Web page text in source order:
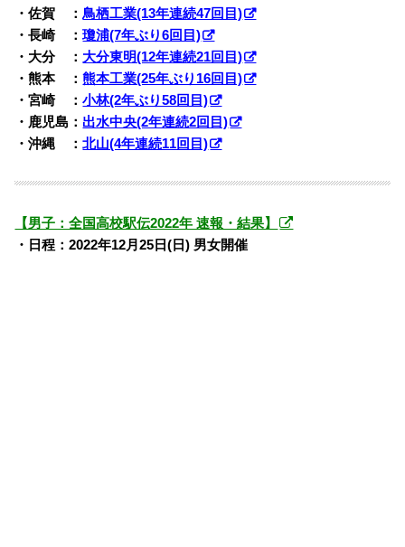
・佐賀 ：鳥栖工業(13年連続47回目)
・長崎 ：瓊浦(7年ぶり6回目)
・大分 ： 大分東明(12年連続21回目)
・熊本 ：熊本工業(25年ぶり16回目)
・宮崎 ：小林(2年ぶり58回目)
・鹿児島： 出水中央(2年連続2回目)
・沖縄 ：北山(4年連続11回目)
【男子：全国高校駅伝2022年 速報・結果】
・日程：2022年12月25日(日) 男女開催